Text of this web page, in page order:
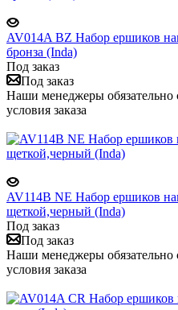
AV014A BZ Набор ершиков
бронза (Inda)
Под заказ
Под заказ
Наши менеджеры обязательно
условия заказа
AV114B NE Набор ершиков
щеткой,черный (Inda)
Под заказ
Под заказ
Наши менеджеры обязательно
условия заказа